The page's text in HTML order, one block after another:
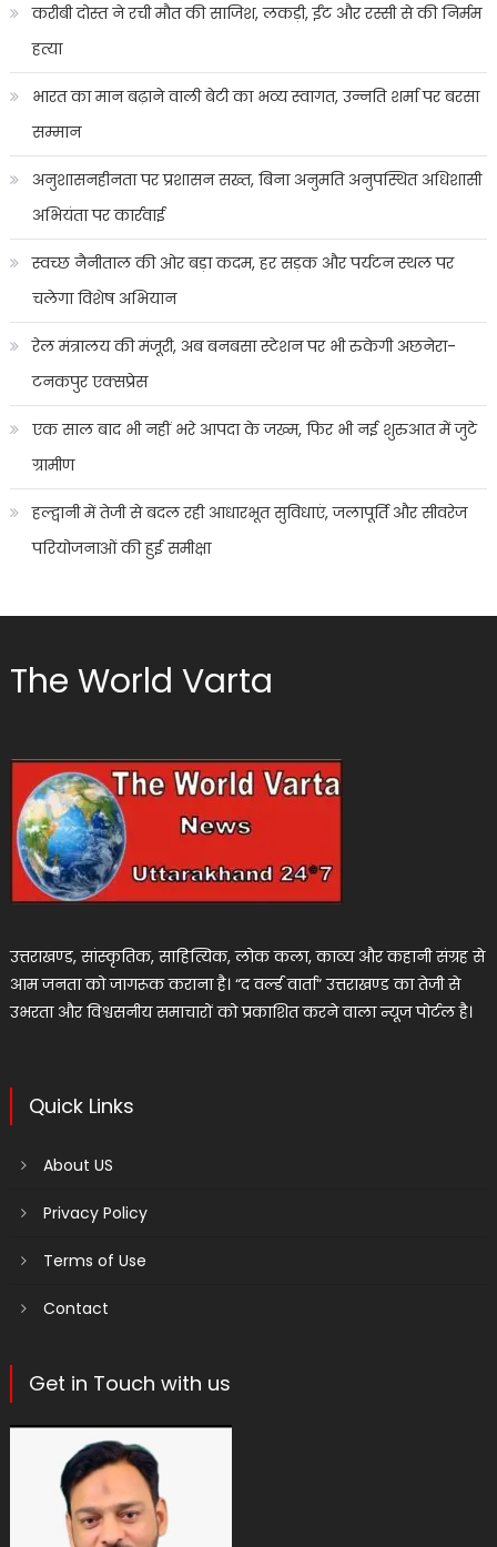
करीबी दोस्त ने रची मौत की साजिश, लकड़ी, ईंट और रस्सी से की निर्मम
हत्या
भारत का मान बढ़ाने वाली बेटी का भव्य स्वागत, उन्नति शर्मा पर बरसा
सम्मान
अनुशासनहीनता पर प्रशासन सख्त, बिना अनुमति अनुपस्थित अधिशासी
अभियंता पर कार्रवाई
स्वच्छ नैनीताल की ओर बड़ा कदम, हर सड़क और पर्यटन स्थल पर
चलेगा विशेष अभियान
रेल मंत्रालय की मंजूरी, अब बनबसा स्टेशन पर भी रुकेगी अछनेरा-
टनकपुर एक्सप्रेस
एक साल बाद भी नहीं भरे आपदा के जख्म, फिर भी नई शुरुआत में जुटे
ग्रामीण
हल्द्वानी में तेजी से बदल रही आधारभूत सुविधाएं, जलापूर्ति और सीवरेज
परियोजनाओं की हुई समीक्षा
The World Varta
उत्तराखण्ड, सांस्कृतिक, साहित्यिक, लोक कला, काव्य और कहानी संग्रह से
आम जनता को जागरूक कराना है। “द वर्ल्ड वार्ता” उत्तराखण्ड का तेजी से
उभरता और विश्वसनीय समाचारों को प्रकाशित करने वाला न्यूज पोर्टल है।
Quick Links
About US
Privacy Policy
Terms of Use
Contact
Get in Touch with us